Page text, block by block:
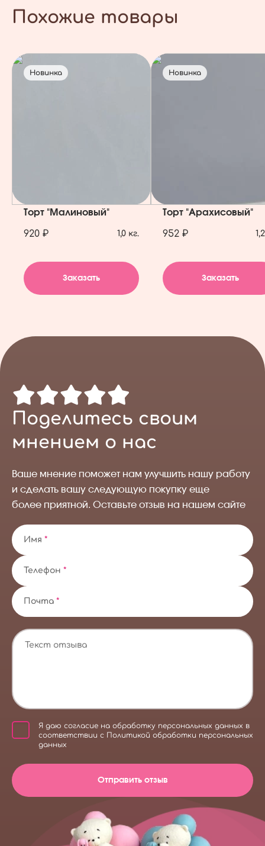
Похожие товары
Новинка
Торт "Малиновый"
920 ₽ 1,0 кг.
Заказать
Новинка
Торт "Арахисовый"
952 ₽
Заказать
Поделитесь своим
мнением о нас
Ваше мнение поможет нам улучшить нашу работу
и сделать вашу следующую покупку еще
более приятной. Оставьте отзыв на нашем сайте
Имя *
Телефон *
Почта *
Я даю согласие на обработку персональных данных в
соответствии с Политикой обработки персональных
данных